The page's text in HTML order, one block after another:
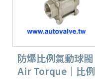
防爆比例氣動球
Air Torque｜比